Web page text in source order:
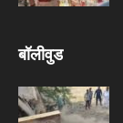
बॉलीवुड